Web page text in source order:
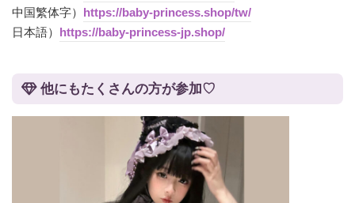
中国繁体字） https://baby-princess.shop/tw/
日本語） https://baby-princess-jp.shop/
他にもたくさんの方が参加♡